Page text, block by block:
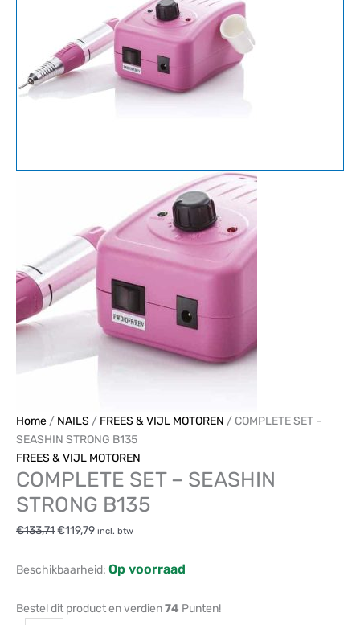
Home / NAILS / FREES & VIJL MOTOREN / COMPLETE SET –
SEASHIN STRONG B135
FREES & VIJL MOTOREN
COMPLETE SET – SEASHIN
STRONG B135
€133,71€119,79 incl. btw
Beschikbaarheid: Op voorraad
Bestel dit product en verdien74 Punten!